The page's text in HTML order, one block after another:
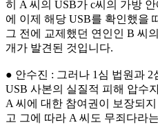
히 A 씨의 USB가 c씨의 가방
에 이제 해당 USB를 확인했을
그 전에 교제했던 연인인 B 씨
개가 발견된 것입니다.
● 안수진 : 그러나 1심 법원과
USB 사본의 실질적 피해 압수
A 씨에 대한 참여권이 보장되
고 그에 따라 A 씨도 무죄다라